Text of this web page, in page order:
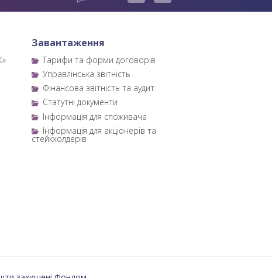
Завантаження
Тарифи та форми договорів
Управлінська звітність
Фінансова звітність та аудит
Статутні документи
Інформація для споживача
Інформація для акціонерів та
стейкхолдерів